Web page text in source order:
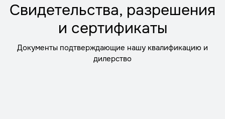
Свидетельства, разрешения
и сертификаты
Документы подтверждающие нашу квалификацию и
дилерство